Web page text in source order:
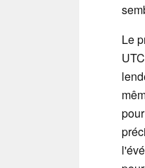
Le